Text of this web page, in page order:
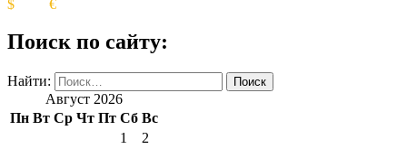
$ €
Поиск по сайту:
Найти:
Август 2026
Пн Вт Ср Чт Пт Сб Вс
1
2